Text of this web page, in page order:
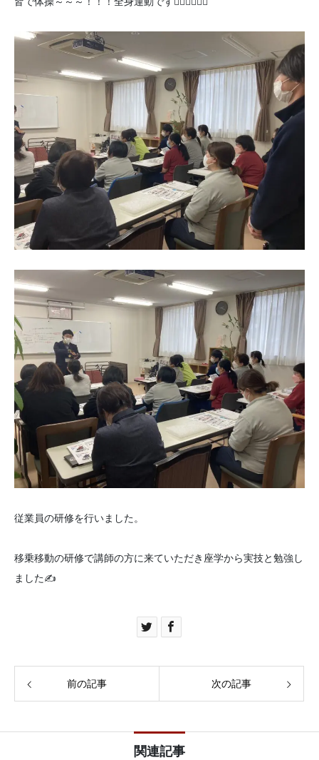
従業員の研修を行いました。
移乗移動の研修で講師の方に来ていただき座学から実技と勉強し
ました✍
前の記事 次の記事
関連記事